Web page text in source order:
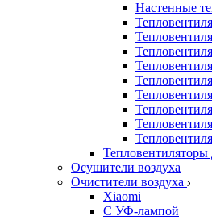
Настенные
Тепловентиляторы
Осушители воздуха
Очистители воздуха
Xiaomi
С УФ-лампой